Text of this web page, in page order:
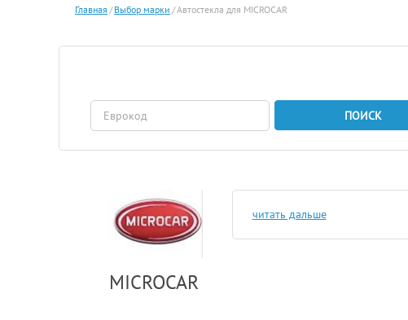
Главная / Выбор марки /Автостекла для MICROCAR
ПОИСК
MICROCAR
читать дальше